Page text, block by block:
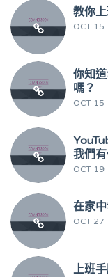
教你
OCT 15
你知
嗎？
OCT 15
我們有
OCT 19
在家
OCT 27
上班